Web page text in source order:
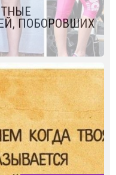
ПОБОРОВШИХ